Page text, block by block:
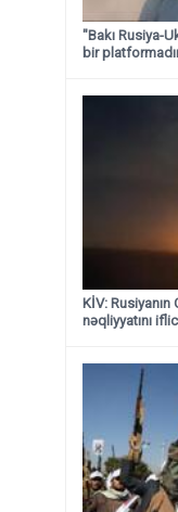
"Bakı Rusiya-
bir
KİV:
nəqliyyatını